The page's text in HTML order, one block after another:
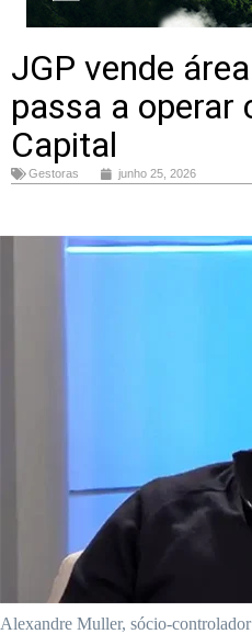
JGP vende
passa a operar
Capital
Gestoras junho 25, 2026
Alexandre Muller, sócio-